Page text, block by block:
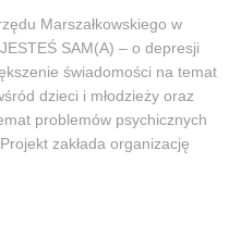
Marszałkowskiego w
SAM(A) – o depresji
świadomości na temat
dzieci i młodzieży oraz
problemów psychicznych
zakłada organizację